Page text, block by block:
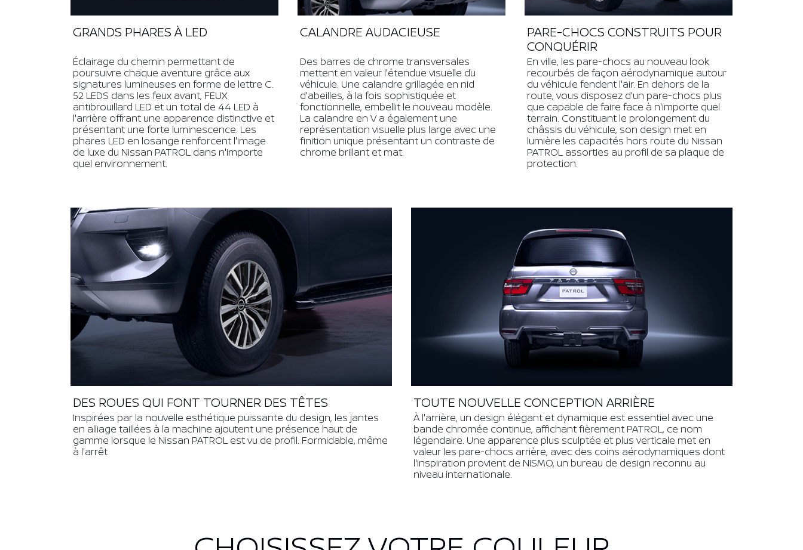
GRANDS PHARES À LED
Éclairage du chemin permettant de
poursuivre chaque aventure grâce aux
signatures lumineuses en forme de lettre C.
52 LEDS dans les feux avant, FEUX
antibrouillard LED et un total de 44 LED à
l'arrière offrant une apparence distinctive et
présentant une forte luminescence. Les
phares LED en losange renforcent l'image
de luxe du Nissan PATROL dans n'importe
quel environnement.
CALANDRE AUDACIEUSE
Des barres de chrome transversales
mettent en valeur l'étendue visuelle du
véhicule. Une calandre grillagée en nid
d'abeilles, à la fois sophistiquée et
fonctionnelle, embellit le nouveau modèle.
La calandre en V a également une
représentation visuelle plus large avec une
finition unique présentant un contraste de
chrome brillant et mat.
PARE-CHOCS CONSTRUITS POUR
CONQUÉRIR
En ville, les pare-chocs au nouveau look
recourbés de façon aérodynamique autour
du véhicule fendent l'air. En dehors de la
route, vous disposez d'un pare-chocs plus
que capable de faire face à n'importe quel
terrain. Constituant le prolongement du
châssis du véhicule, son design met en
lumière les capacités hors route du Nissan
PATROL assorties au profil de sa plaque de
protection.
DES ROUES QUI FONT TOURNER DES TÊTES
Inspirées par la nouvelle esthétique puissante du design, les jantes
en alliage taillées à la machine ajoutent une présence haut de
gamme lorsque le Nissan PATROL est vu de profil. Formidable, même
à l'arrêt
TOUTE NOUVELLE CONCEPTION ARRIÈRE
À l'arrière, un design élégant et dynamique est essentiel avec une
bande chromée continue, affichant fièrement PATROL, ce nom
légendaire. Une apparence plus sculptée et plus verticale met en
valeur les pare-chocs arrière, avec des coins aérodynamiques dont
l'inspiration provient de NISMO, un bureau de design reconnu au
niveau internationale.